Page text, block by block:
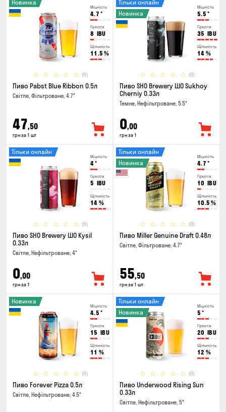
Міцність
4.7 °
Гіркота
8 IBU
Щільність
11.5 %
(0)
Новинка
Пиво Pabst Blue Ribbon 0.5л
Світле, Фільтроване, 4.7°
47,50
грн за 1 шт
Міцність
5.5 °
Гіркота
35 IBU
Щільність
14 %
(0)
Тільки онлайн
Новинка
Пиво SHO Brewery ШО Sukhoy
Cherniy 0.33л
Темне, Нефільтроване, 5.5°
0,00
грн за 1
Міцність
4°
Гіркота
5 IBU
Щільність
14 %
(0)
Тільки онлайн
Пиво SHO Brewery ШО Kysil
0.33л
Світле, Нефільтроване, 4°
0,00
грн за 1
Міцність
4.7 °
Гіркота
10 IBU
Щільність
10.5 %
(0)
Тільки онлайн
Новинка
Пиво Miller Genuine Draft 0.48л
Світле, Фільтроване, 4.7°
55,50
грн за 1 шт
Міцність
4.5 °
Гіркота
15 IBU
Щільність
11 %
(0)
Новинка
Пиво Forever Pizza 0.5л
Світле, Нефільтроване, 4.5°
Міцність
5 °
Гіркота
20 IBU
Щільність
12 %
(0)
Тільки онлайн
Новинка
Пиво Underwood Rising Sun
0.33л
Світле, Нефільтроване, 5°